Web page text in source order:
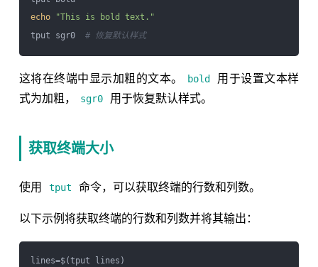
echo
"This is bold text."
tput sgr0 # 恢复默认样式
这将在终端中显示加粗的文本。 bold
用于设置文本样
式为加粗，
sgr0 用于恢复默认样式。
获取终端大小
使用 tput 命令，可以获取终端的行数和列数。
以下示例将获取终端的行数和列数并将其输出：
lines=$(tput lines)